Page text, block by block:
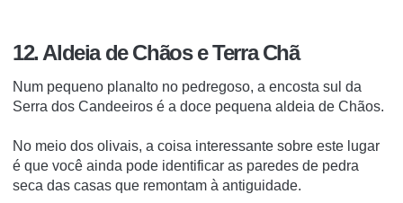
12. Aldeia de Chãos e Terra Chã
Num pequeno planalto no pedregoso, a encosta sul da
Serra dos Candeeiros é a doce pequena aldeia de Chãos.
No meio dos olivais, a coisa interessante sobre este lugar
é que você ainda pode identificar as paredes de pedra
seca das casas que remontam à antiguidade.